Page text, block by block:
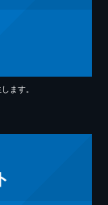
ます。